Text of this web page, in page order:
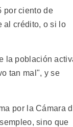
por ciento de
al crédito, o si lo
la población
tan mal", y se
por la Cámara
sino que